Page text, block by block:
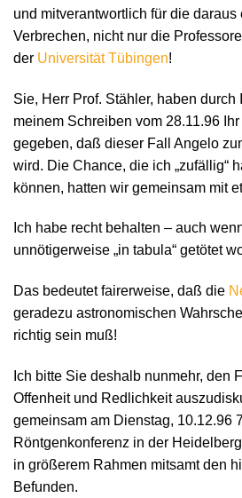
und mitverantwortlich für die daraus
Verbrechen, nicht nur die
der Universität Tübingen!
Sie, Herr Prof. Stähler, haben durch
meinem Schreiben vom 28.11.96
gegeben, daß dieser Fall Angelo
wird. Die Chance, die ich „zufällig“
können, hatten wir gemeinsam mit
Ich habe recht behalten – auch
unnötigerweise „in tabula“ getötet
Das bedeutet fairerweise, daß die
geradezu astronomischen
richtig sein muß!
Ich bitte Sie deshalb nunmehr, den
Offenheit und Redlichkeit
gemeinsam am Dienstag, 10.12.96
Röntgenkonferenz in der
in größerem Rahmen mitsamt den
Befunden.